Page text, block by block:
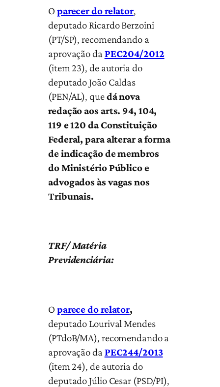
O parecer do relator,
deputado Ricardo Berzoini
(PT/SP), recomendando a
aprovação da PEC204/2012
(item 23), de autoria do
deputado João Caldas
(PEN/AL), quedá nova
redação aos arts. 94, 104,
119 e 120 da Constituição
Federal, para alterar a forma
de indicação de membros
do Ministério Público e
advogados às vagas nos
Tribunais.
TRF/ Matéria
Previdenciária:
O parece do relator,
deputado Lourival Mendes
(PTdoB/MA), recomendando a
aprovação da PEC244/2013
(item 24), de autoria do
deputado Júlio Cesar (PSD/PI),